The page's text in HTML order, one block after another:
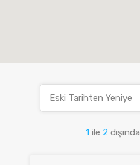
1 ile 2 dışında
Eski Tarihten Yeniye